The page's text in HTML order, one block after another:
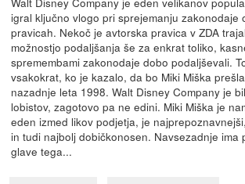
igral ključno vlogo pri sprejemanju zakonodaje
pravicah. Nekoč je avtorska pravica v ZDA
možnostjo podaljšanja še za enkrat toliko,
spremembami zakonodaje dobo podaljševali.
vsakokrat, ko je kazalo, da bo Miki Miška
nazadnje leta 1998. Walt Disney Company je
lobistov, zagotovo pa ne edini. Miki Miška je
eden izmed likov podjetja, je
in tudi najbolj dobičkonosen. Navsezadnje ima
glave tega...